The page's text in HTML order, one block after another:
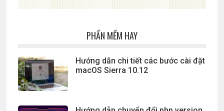
PHẦN MỀM HAY
Hướng dẫn chi tiết các bước cài đặt
macOS Sierra 10.12